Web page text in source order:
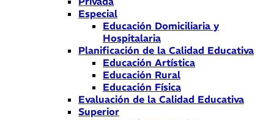
Especial
Educación Domiciliaria y
Hospitalaria
Planificación de la Calidad Educativa
Educación Artística
Educación Rural
Educación Física
Evaluación de la Calidad Educativa
Superior